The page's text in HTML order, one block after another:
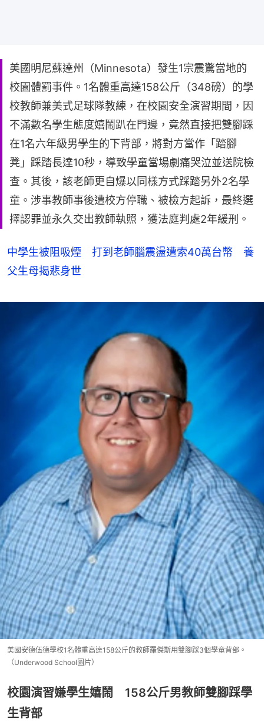
美國明尼蘇達州（Minnesota）發生1宗震驚當地的
校園體罰事件。1名體重高達158公斤（348磅）的學
校教師兼美式足球隊教練，在校園安全演習期間，因
不滿數名學生態度嬉鬧趴在門邊，竟然直接把雙腳踩
在1名六年級男學生的下背部，將對方當作「踏腳
凳」踩踏長達10秒，導致學童當場劇痛哭泣並送院檢
查。其後，該老師更自爆以同樣方式踩踏另外2名學
童。涉事教師事後遭校方停職、被檢方起訴，最終選
擇認罪並永久交出教師執照，獲法庭判處2年緩刑。
中學生被阻吸煙 打到老師腦震盪遭索40萬台幣 養
父生母揭悲身世
美國安德伍德學校1名體重高達158公斤的教師羅傑斯用雙腳踩3個學童背部。
（Underwood School圖片）
校園演習嫌學生嬉鬧 158公斤男教師雙腳踩學
生背部